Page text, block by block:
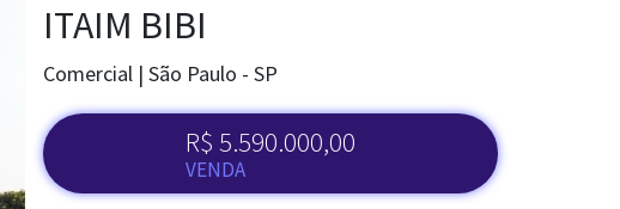
ITAIM BIBI
Comercial | São Paulo - SP
R$ 5.590.000,00
VENDA